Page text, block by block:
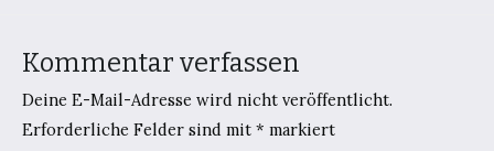
Kommentar verfassen
Deine E-Mail-Adresse wird nicht veröffentlicht.
Erforderliche Felder sind mit * markiert